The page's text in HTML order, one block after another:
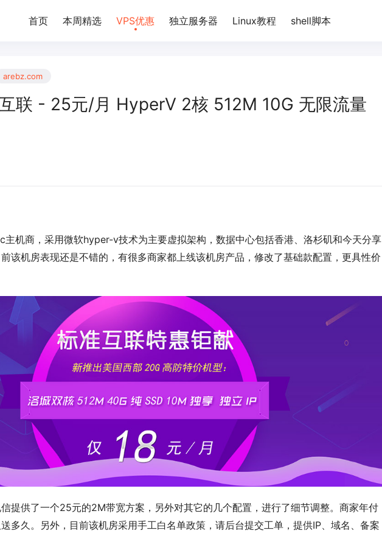
首页 本周精选 VPS优惠 独立服务器 Linux教程 shell脚本
arebz.com
联 - 25元/月 HyperV 2核 512M 10G 无限流量
主机商，采用微软hyper-v技术为主要虚拟架构，数据中心包括香港、洛杉矶和今天分享
该机房表现还是不错的，有很多商家都上线该机房产品，修改了基础款配置，更具性价
提供了一个25元的2M带宽方案，另外对其它的几个配置，进行了细节调整。商家年付
多久。另外，目前该机房采用手工白名单政策，请后台提交工单，提供IP、域名、备案